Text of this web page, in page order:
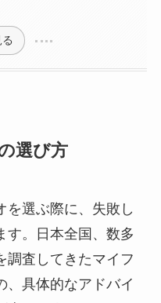
選び方
を選ぶ際に、失敗し
す。日本全国、数多
調査してきたマイフ
、具体的なアドバイ